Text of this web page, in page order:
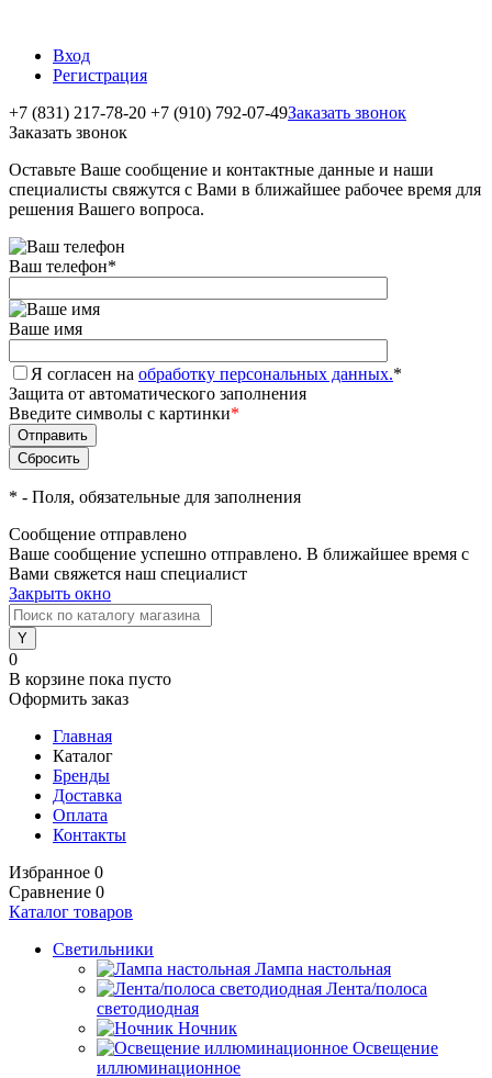
Вход
Регистрация
+7 (831) 217-78-20 +7 (910) 792-07-49Заказать звонок
Заказать звонок
Оставьте Ваше сообщение и контактные данные и наши
специалисты свяжутся с Вами в ближайшее рабочее время для
решения Вашего вопроса.
Ваш телефон*
Ваше имя
Я согласен на обработку персональных данных.*
Защита от автоматического заполнения
Введите символы с картинки*
* - Поля, обязательные для заполнения
Сообщение отправлено
Ваше сообщение успешно отправлено. В ближайшее время с
Вами свяжется наш специалист
Закрыть окно
0
В корзине пока пусто
Оформить заказ
Главная
Каталог
Бренды
Доставка
Оплата
Контакты
Избранное 0
Сравнение 0
Каталог товаров
Светильники
Лампа настольная
Лента/полоса
светодиодная
Ночник
Освещение
иллюминационное